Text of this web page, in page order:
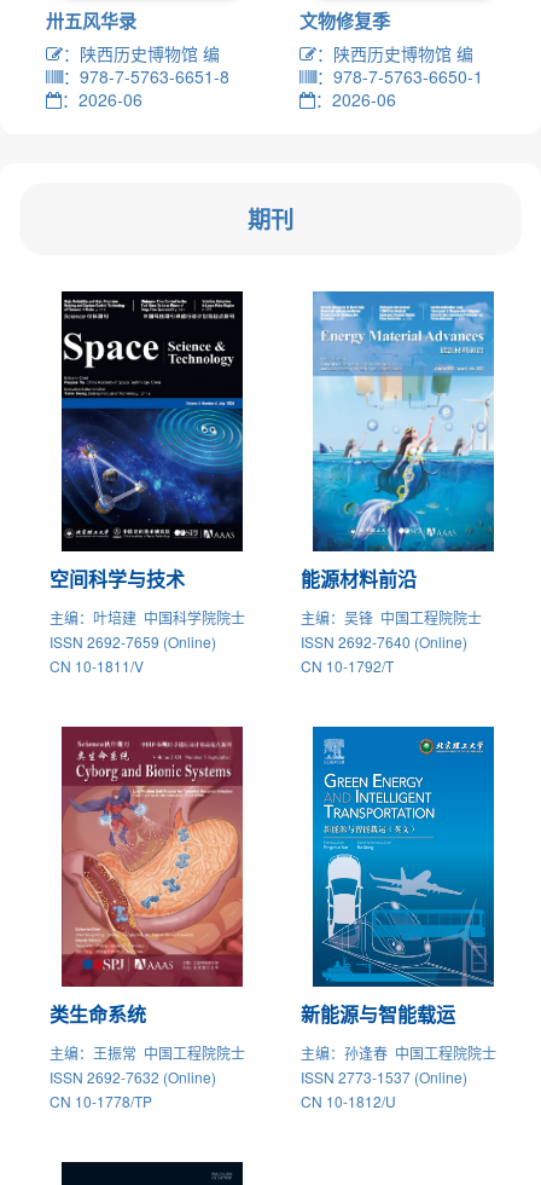
卅五风华录
：陕西历史博物馆 编
：978-7-5763-6651-8
：2026-06
文物修复季
：陕西历史博物馆 编
：978-7-5763-6650-1
：2026-06
期刊
空间科学与技术
主编：叶培建 中国科学院院士
ISSN 2692-7659 (Online)
CN 10-1811/V
能源材料前沿
主编：吴锋 中国工程院院士
ISSN 2692-7640 (Online)
CN 10-1792/T
类生命系统
主编：王振常 中国工程院院士
ISSN 2692-7632 (Online)
CN 10-1778/TP
新能源与智能载运
主编：孙逢春 中国工程院院士
ISSN 2773-1537 (Online)
CN 10-1812/U